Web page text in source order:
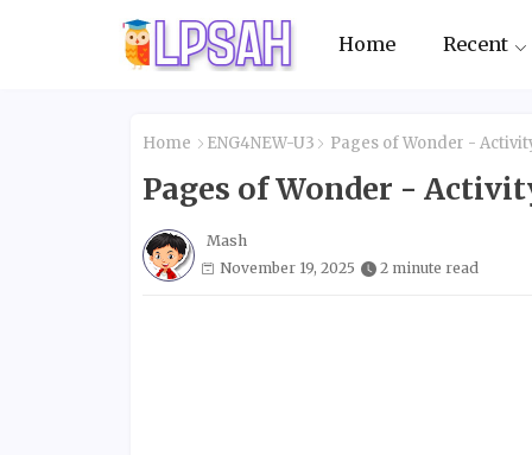
Home Recent
Home ENG4NEW-U3 Pages of Wonder -
Pages of Wonder -
Mash
November 19, 2025
2 minute read